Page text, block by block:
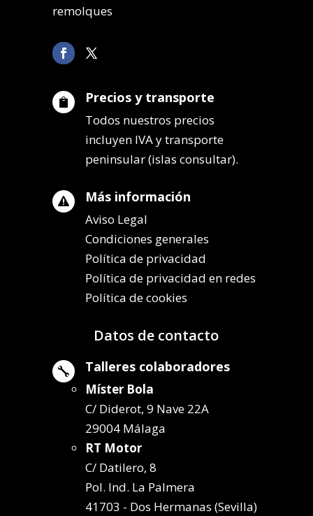
remolques
 Precios y transporte
Todos nuestros precios
incluyen IVA y transporte
peninsular (islas consultar).
 Más información
Aviso Legal
Condiciones generales
Política de privacidad
Política de privacidad en redes
Política de cookies
Datos de contacto
 Talleres colaboradores
Míster Bola
C/ Diderot, 9 Nave 22A
29004 Málaga
RT Motor
C/ Datilero, 8
Pol. Ind. La Palmera
41703 - Dos Hermanas (Sevilla)